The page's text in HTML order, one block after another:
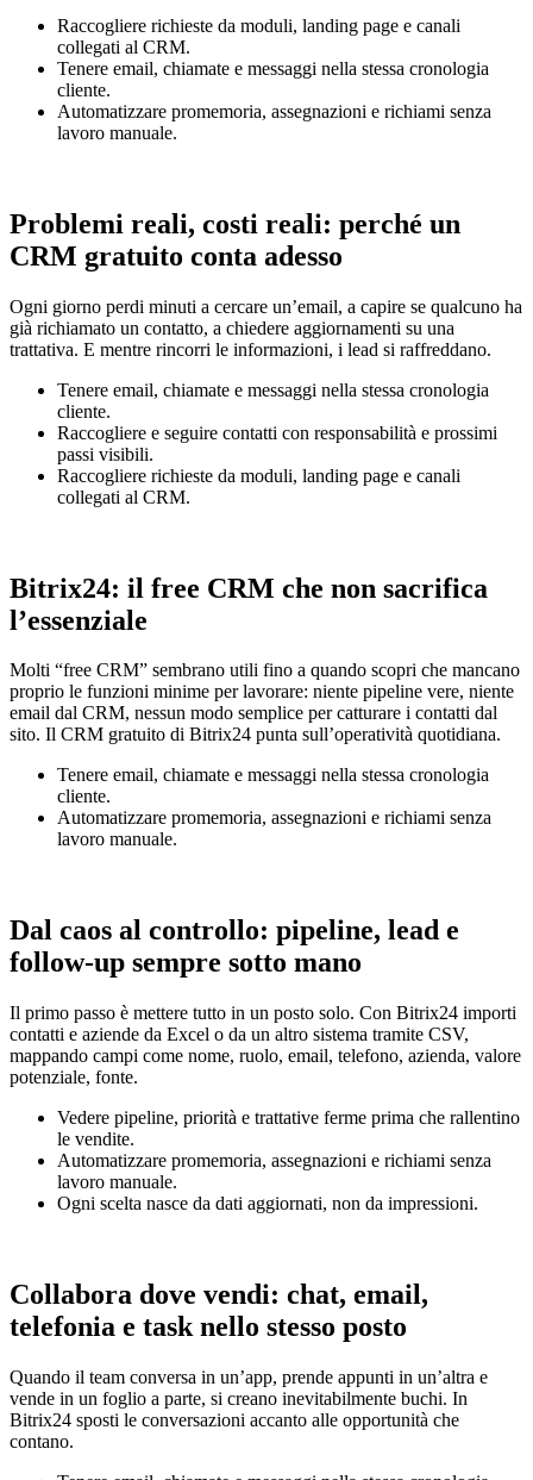
Raccogliere richieste da moduli, landing page e canali
collegati al CRM.
Tenere email, chiamate e messaggi nella stessa cronologia
cliente.
Automatizzare promemoria, assegnazioni e richiami senza
lavoro manuale.
Problemi reali, costi reali: perché un
CRM gratuito conta adesso
Ogni giorno perdi minuti a cercare un’email, a capire se qualcuno ha
già richiamato un contatto, a chiedere aggiornamenti su una
trattativa. E mentre rincorri le informazioni, i lead si raffreddano.
Tenere email, chiamate e messaggi nella stessa cronologia
cliente.
Raccogliere e seguire contatti con responsabilità e prossimi
passi visibili.
Raccogliere richieste da moduli, landing page e canali
collegati al CRM.
Bitrix24: il free CRM che non sacrifica
l’essenziale
Molti “free CRM” sembrano utili fino a quando scopri che mancano
proprio le funzioni minime per lavorare: niente pipeline vere, niente
email dal CRM, nessun modo semplice per catturare i contatti dal
sito. Il CRM gratuito di Bitrix24 punta sull’operatività quotidiana.
Tenere email, chiamate e messaggi nella stessa cronologia
cliente.
Automatizzare promemoria, assegnazioni e richiami senza
lavoro manuale.
Dal caos al controllo: pipeline, lead e
follow‑up sempre sotto mano
Il primo passo è mettere tutto in un posto solo. Con Bitrix24 importi
contatti e aziende da Excel o da un altro sistema tramite CSV,
mappando campi come nome, ruolo, email, telefono, azienda, valore
potenziale, fonte.
Vedere pipeline, priorità e trattative ferme prima che rallentino
le vendite.
Automatizzare promemoria, assegnazioni e richiami senza
lavoro manuale.
Ogni scelta nasce da dati aggiornati, non da impressioni.
Collabora dove vendi: chat, email,
telefonia e task nello stesso posto
Quando il team conversa in un’app, prende appunti in un’altra e
vende in un foglio a parte, si creano inevitabilmente buchi. In
Bitrix24 sposti le conversazioni accanto alle opportunità che
contano.